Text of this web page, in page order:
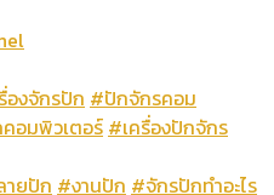
องจักรปัก #ปักจักรคอม
อมพิวเตอร์ #เครื่องปักจักร
ายปัก #งานปัก #จักรปักทำอะไร